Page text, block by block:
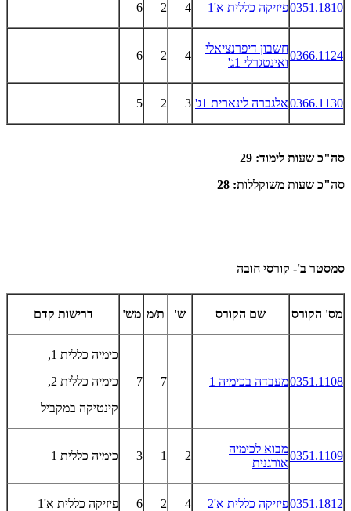
0351.1810פיזיקה כללית א'1 4
2
6
0366.1124
חשבון דיפרנציאלי
ואינטגרלי 1ג'
4
2
6
0366.1130אלגברה לינארית 1ג' 3
2
5
סה"כ שעות לימוד: 29
סה"כ שעות משוקללות: 28
סמסטר ב'- קורסי חובה
מס' הקורס שם הקורס ש' ת/מ מש' דרישות קדם
0351.1108מעבדה בכימיה 1 7
7
כימיה כללית 1,
כימיה כללית 2,
קינטיקה במקביל
0351.1109
מבוא לכימיה
אורגנית
2
1
3 כימיה כללית 1
0351.1812פיזיקה כללית א'2 4
2
6 פיזיקה כללית א'1